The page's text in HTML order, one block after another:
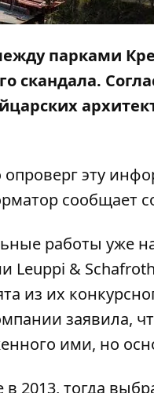
парками
скандала.
эту
сообщает
работы уже
Leuppi &
из их
заявила,
ими, но
2013, тогда